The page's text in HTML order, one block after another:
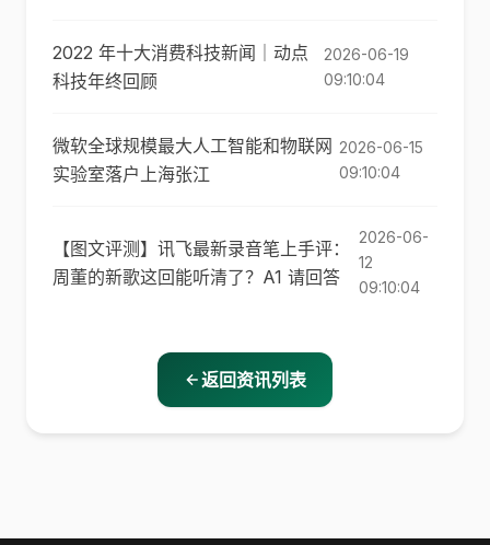
2022 年十大消费科技新闻｜动点
科技年终回顾
2026-06-19
09:10:04
微软全球规模最大人工智能和物联网
实验室落户上海张江
2026-06-15
09:10:04
【图文评测】讯飞最新录音笔上手评：
周董的新歌这回能听清了？A1 请回答
2026-06-
12
09:10:04
返回资讯列表